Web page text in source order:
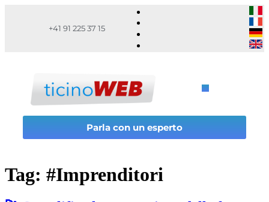
+41 91 225 37 15
Parla con un esperto
Tag: #Imprenditori